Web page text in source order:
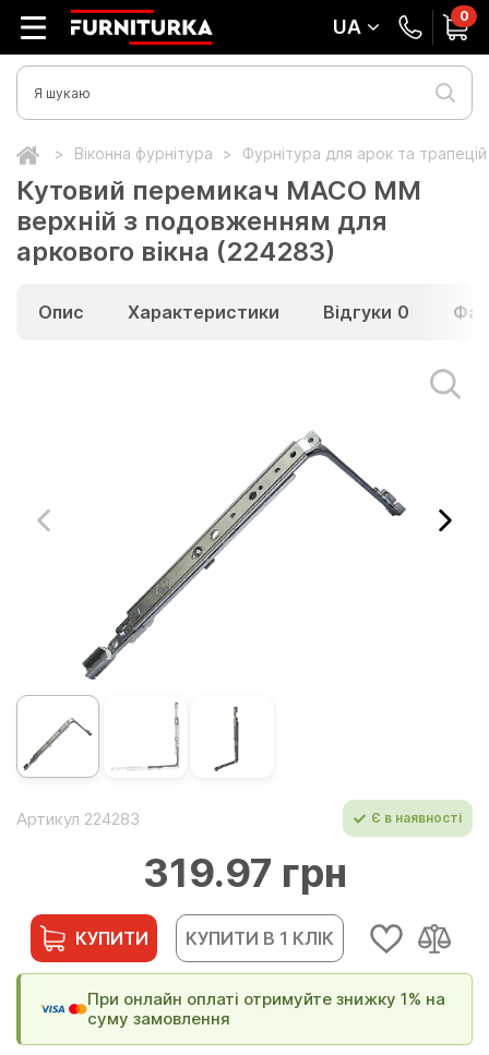
UA 0
Віконна фурнітура Фурнітура для арок та
Кутовий перемикач MACO MM
верхній з подовженням для
аркового вікна (224283)
Опис Характеристики Відгуки 0
Артикул 224283 Є в наявності
319.97 грн
КУПИТИ КУПИТИ В 1 КЛІК
При онлайн оплаті отримуйте знижку 1% на
суму замовлення